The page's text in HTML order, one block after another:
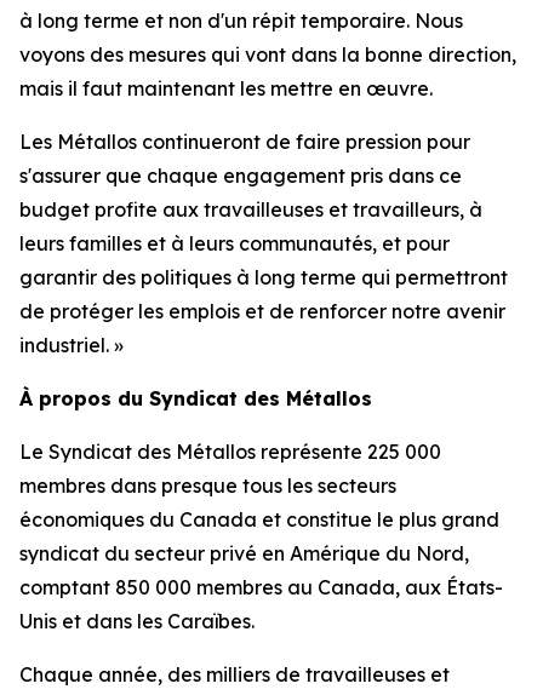
à long terme et non d'un répit temporaire. Nous
voyons des mesures qui vont dans la bonne direction,
mais il faut maintenant les mettre en œuvre.
Les Métallos continueront de faire pression pour
s'assurer que chaque engagement pris dans ce
budget profite aux travailleuses et travailleurs, à
leurs familles et à leurs communautés, et pour
garantir des politiques à long terme qui permettront
de protéger les emplois et de renforcer notre avenir
industriel. »
À propos du Syndicat des Métallos
Le Syndicat des Métallos représente 225 000
membres dans presque tous les secteurs
économiques du Canada et constitue le plus grand
syndicat du secteur privé en Amérique du Nord,
comptant 850 000 membres au Canada, aux États-
Unis et dans les Caraïbes.
Chaque année, des milliers de travailleuses et